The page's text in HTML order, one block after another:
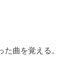
曲を覚える。